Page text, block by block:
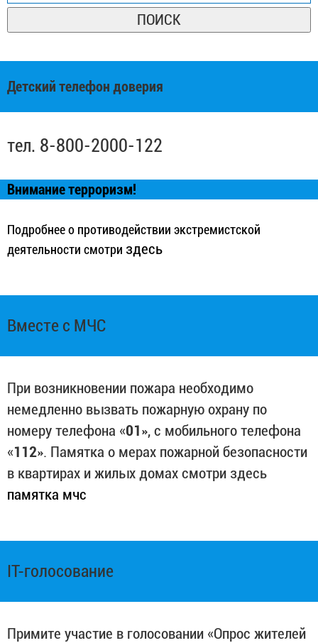
Детский телефон доверия
тел. 8-800-2000-122
Внимание терроризм!
Подробнее о противодействии экстремистской
деятельности смотри здесь
Вместе с МЧС
При возникновении пожара необходимо
немедленно вызвать пожарную охрану по
номеру телефона «01», с мобильного телефона
«112». Памятка о мерах пожарной безопасности
в квартирах и жилых домах смотри здесь
памятка мчс
IT-голосование
Примите участие в голосовании «Опрос жителей